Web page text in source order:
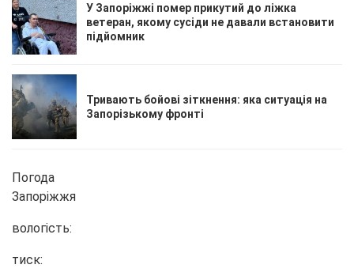
У Запоріжжі помер прикутий до ліжка
ветеран, якому сусіди не давали встановити
підйомник
Тривають бойові зіткнення: яка ситуація на
Запорізькому фронті
Погода
Запоріжжя
вологість:
тиск: